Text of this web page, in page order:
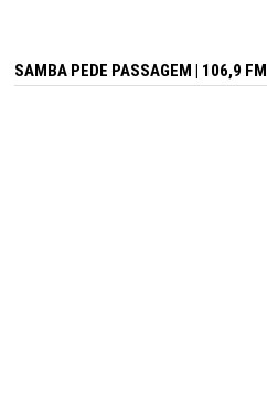
SAMBA PEDE PASSAGEM | 106,9 FM